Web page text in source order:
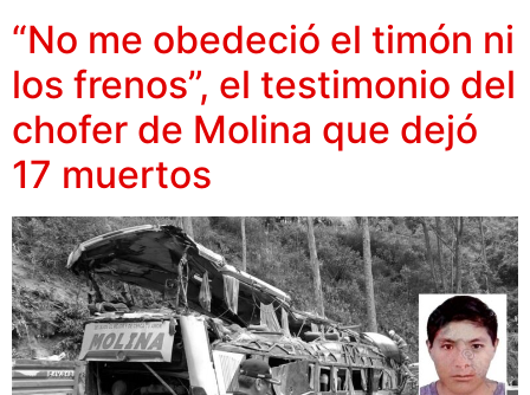
“No me obedeció el timón ni
los frenos”, el testimonio del
chofer de Molina que dejó
17 muertos